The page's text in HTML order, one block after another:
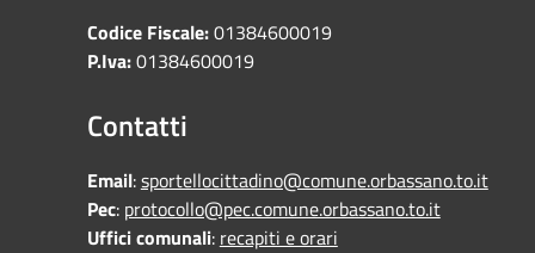
Codice Fiscale:01384600019
P.Iva:01384600019
Contatti
Email:sportellocittadino@comune.orbassano.to.it
Pec: protocollo@pec.comune.orbassano.to.it
Uffici comunali: recapiti e orari